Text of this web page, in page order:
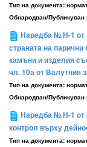
Тип на документа:
Обнародван/Публикуван
Наредба № Н-1 от
страната на
камъни и изделия
чл. 10а от Валутния
Тип на документа:
Обнародван/Публикуван
Наредба № Н-1 от
контрол върху
Тип на документа: